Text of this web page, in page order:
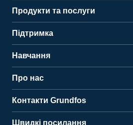
Продукти та послуги
Підтримка
Навчання
Про нас
Контакти Grundfos
Швидкі посилання